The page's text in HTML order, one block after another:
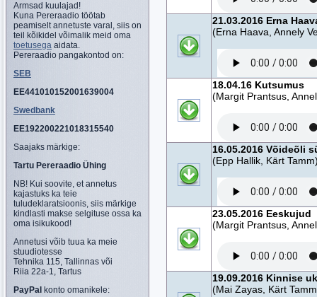
Armsad kuulajad!
Kuna Pereraadio töötab
peamiselt annetuste varal, siis on
teil kõikidel võimalik meid oma
toetusega aidata.
Pereraadio pangakontod on:
SEB
EE441010152001639004
Swedbank
EE192200221018315540
Saajaks märkige:
Tartu Pereraadio Ühing
NB! Kui soovite, et annetus
kajastuks ka teie
tuludeklaratsioonis, siis märkige
kindlasti makse selgituse ossa ka
oma isikukood!
Annetusi võib tuua ka meie
stuudiotesse
Tehnika 115, Tallinnas või
Riia 22a-1, Tartus
PayPal konto omanikele:
21.03.2016 Erna
(Erna Haava, Annely
18.04.16 Kutsumus
(Margit Prantsus,
16.05.2016 Võideõli
(Epp Hallik, Kärt
23.05.2016 Eeskujud
(Margit Prantsus,
19.09.2016 Kinnise
(Mai Zayas, Kärt